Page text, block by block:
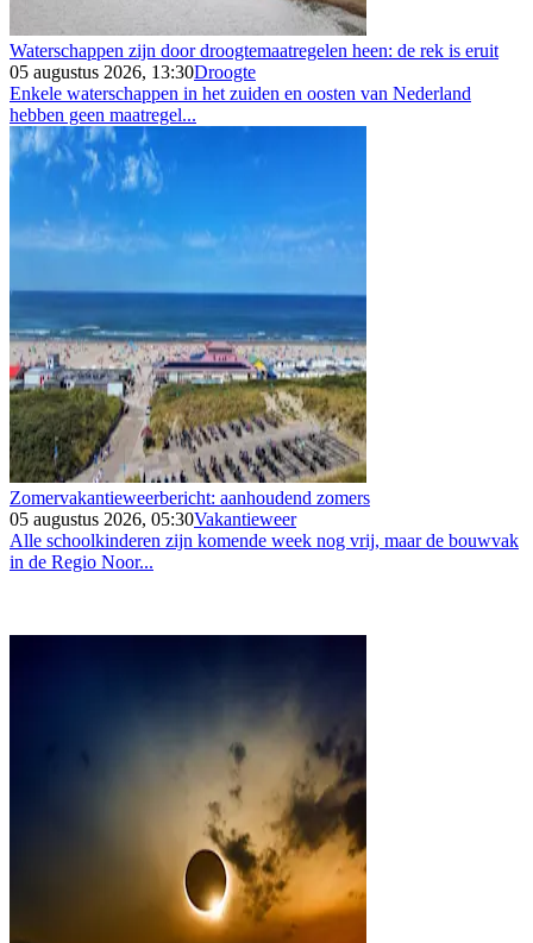
Waterschappen zijn door droogtemaatregelen heen: de rek is eruit
05 augustus 2026, 13:30Droogte
Enkele waterschappen in het zuiden en oosten van Nederland
hebben geen maatregel...
Zomervakantieweerbericht: aanhoudend zomers
05 augustus 2026, 05:30Vakantieweer
Alle schoolkinderen zijn komende week nog vrij, maar de bouwvak
in de Regio Noor...